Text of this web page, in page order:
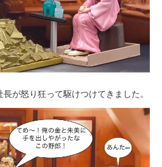
が怒り狂って駆けつけてきました。